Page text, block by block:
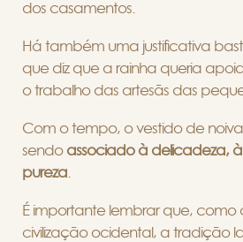
dos casamentos.
Há também uma justificativa
que diz que a rainha queria
o trabalho das artesãs das
Com o tempo, o vestido de
sendoassociado à delicadeza,
pureza
É importante lembrar que, como
civilização ocidental, a tradição